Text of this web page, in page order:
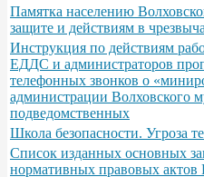
Памятка населению
защите и действиям в
Инструкция по действиям
ЕДДС и администраторов
телефонных звонков о
администрации Волховского
подведомственных
Школа безопасности. Угроза
Список изданных основных
нормативных правовых актов